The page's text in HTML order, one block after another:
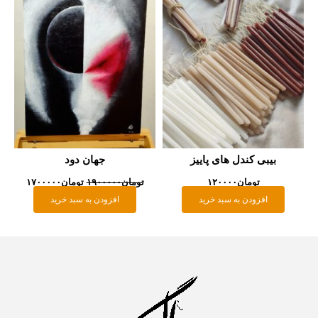
بیبی کندل های پاییز
تومان۱۲۰۰۰۰
افزودن به سبد خرید
جهان دود
تومان۱۹۰۰۰۰۰ تومان۱۷۰۰۰۰۰
افزودن به سبد خرید